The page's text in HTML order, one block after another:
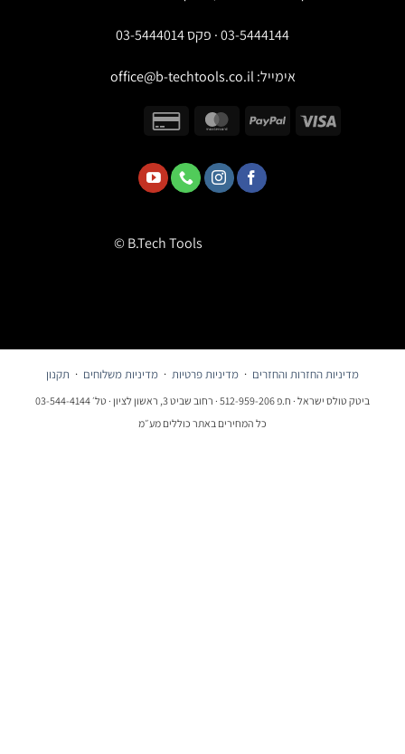
03-5444144 · פקס 03-5444014
אימייל:office@b-techtools.co.il
© B.Tech Tools
מדיניות החזרות והחזרים ·מדיניות פרטיות·מדיניות משלוחים·תקנון
ביטק טולס ישראל · ח.פ 512-959-206 · רחוב שביט 3, ראשון לציון · טל׳ 03-544-4144
כל המחירים באתר כוללים מע״מ